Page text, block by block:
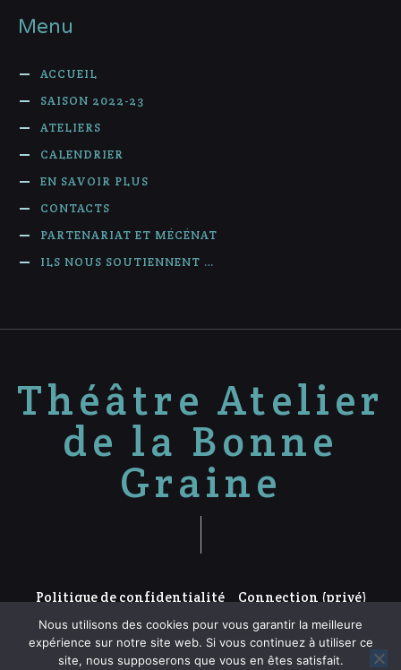
Menu
ACCUEIL
SAISON 2022-23
ATELIERS
CALENDRIER
EN SAVOIR PLUS
CONTACTS
PARTENARIAT ET MÉCÉNAT
ILS NOUS SOUTIENNENT …
Théâtre Atelier
de la Bonne
Graine
Politique de confidentialité Connection (privé)
Nous utilisons des cookies pour vous garantir la meilleure
expérience sur notre site web. Si vous continuez à utiliser ce
site, nous supposerons que vous en êtes satisfait.